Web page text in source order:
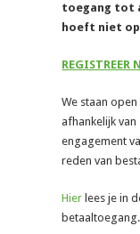
toegang tot
hoeft niet
REGISTREER
We staan
afhankelijk
engagement
reden van
Hier lees je in
betaaltoegang.